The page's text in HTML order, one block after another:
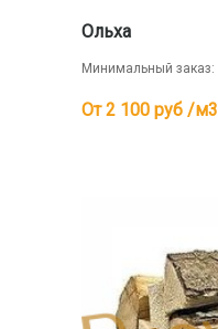
Ольха
Минимальный заказ:
От 2 100 руб /м3